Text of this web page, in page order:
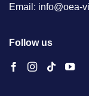
Email: info@oea-
Follow us